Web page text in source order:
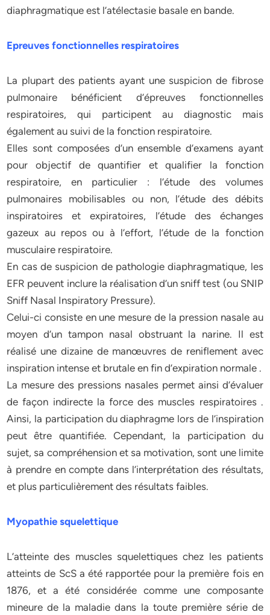
diaphragmatique est l’atélectasie basale en bande.
Epreuves fonctionnelles respiratoires
La plupart des patients ayant une suspicion de fibrose
pulmonaire bénéficient d’épreuves fonctionnelles
respiratoires, qui participent au diagnostic mais
également au suivi de la fonction respiratoire.
Elles sont composées d’un ensemble d’examens ayant
pour objectif de quantifier et qualifier la fonction
respiratoire, en particulier : l’étude des volumes
pulmonaires mobilisables ou non, l’étude des débits
inspiratoires et expiratoires, l’étude des échanges
gazeux au repos ou à l’effort, l’étude de la fonction
musculaire respiratoire.
En cas de suspicion de pathologie diaphragmatique, les
EFR peuvent inclure la réalisation d’un sniff test (ou SNIP
Sniff Nasal Inspiratory Pressure).
Celui-ci consiste en une mesure de la pression nasale au
moyen d’un tampon nasal obstruant la narine. Il est
réalisé une dizaine de manœuvres de reniflement avec
inspiration intense et brutale en fin d’expiration normale .
La mesure des pressions nasales permet ainsi d’évaluer
de façon indirecte la force des muscles respiratoires .
Ainsi, la participation du diaphragme lors de l’inspiration
peut être quantifiée. Cependant, la participation du
sujet, sa compréhension et sa motivation, sont une limite
à prendre en compte dans l’interprétation des résultats,
et plus particulièrement des résultats faibles.
Myopathie squelettique
L’atteinte des muscles squelettiques chez les patients
atteints de ScS a été rapportée pour la première fois en
1876, et a été considérée comme une composante
mineure de la maladie dans la toute première série de